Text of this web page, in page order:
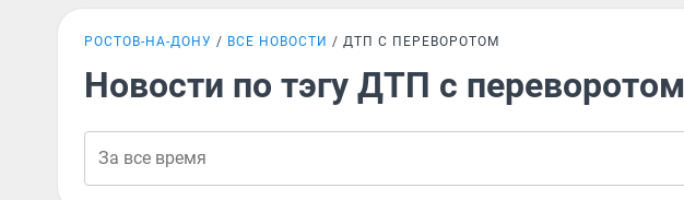
РОСТОВ-НА-ДОНУ ВСЕ НОВОСТИ ДТП С ПЕРЕВОРОТОМ
Новости по тэгу ДТП с переворотом